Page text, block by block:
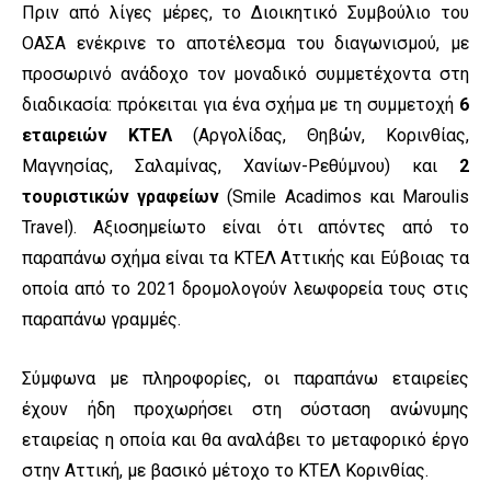
Πριν από λίγες μέρες, το Διοικητικό Συμβούλιο του
ΟΑΣΑ ενέκρινε το αποτέλεσμα του διαγωνισμού, με
προσωρινό ανάδοχο τον μοναδικό συμμετέχοντα στη
διαδικασία: πρόκειται για ένα σχήμα με τη συμμετοχή 6
εταιρειών ΚΤΕΛ (Αργολίδας, Θηβών, Κορινθίας,
Μαγνησίας, Σαλαμίνας, Χανίων-Ρεθύμνου) και 2
τουριστικών γραφείων (Smile Αcadimos και Maroulis
Travel). Αξιοσημείωτο είναι ότι απόντες από το
παραπάνω σχήμα είναι τα ΚΤΕΛ Αττικής και Εύβοιας τα
οποία από το 2021 δρομολογούν λεωφορεία τους στις
παραπάνω γραμμές.
Σύμφωνα με πληροφορίες, οι παραπάνω εταιρείες
έχουν ήδη προχωρήσει στη σύσταση ανώνυμης
εταιρείας η οποία και θα αναλάβει το μεταφορικό έργο
στην Αττική, με βασικό μέτοχο το ΚΤΕΛ Κορινθίας.